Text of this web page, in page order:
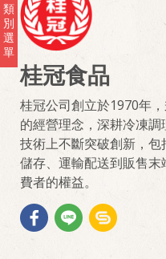
類
別
選
單
桂冠食品
桂冠公司創立於1970年
的經營理念，深耕冷凍
技術上不斷突破創新，
儲存、運輸配送到販售
費者的權益。